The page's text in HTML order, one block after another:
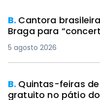
B. Cantora
Braga para
5 agosto 2026
B. Quintas-feiras
gratuito no pátio